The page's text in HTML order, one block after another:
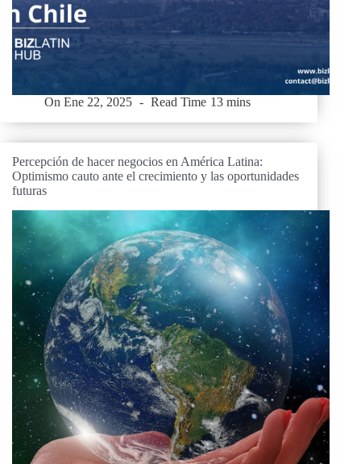
On Ene 22, 2025 Read Time 13 mins
Percepción de hacer negocios en América Latina:
Optimismo cauto ante el crecimiento y las oportunidades
futuras